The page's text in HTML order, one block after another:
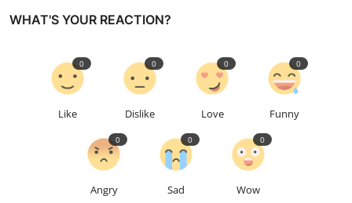
WHAT'S YOUR REACTION?
Like
0
Dislike
0
Love
0
Funny
0
Angry
0
Sad
0
Wow
0